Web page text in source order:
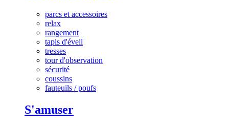
parcs et accessoires
relax
rangement
tapis d'éveil
tresses
tour d'observation
sécurité
coussins
fauteuils / poufs
S'amuser